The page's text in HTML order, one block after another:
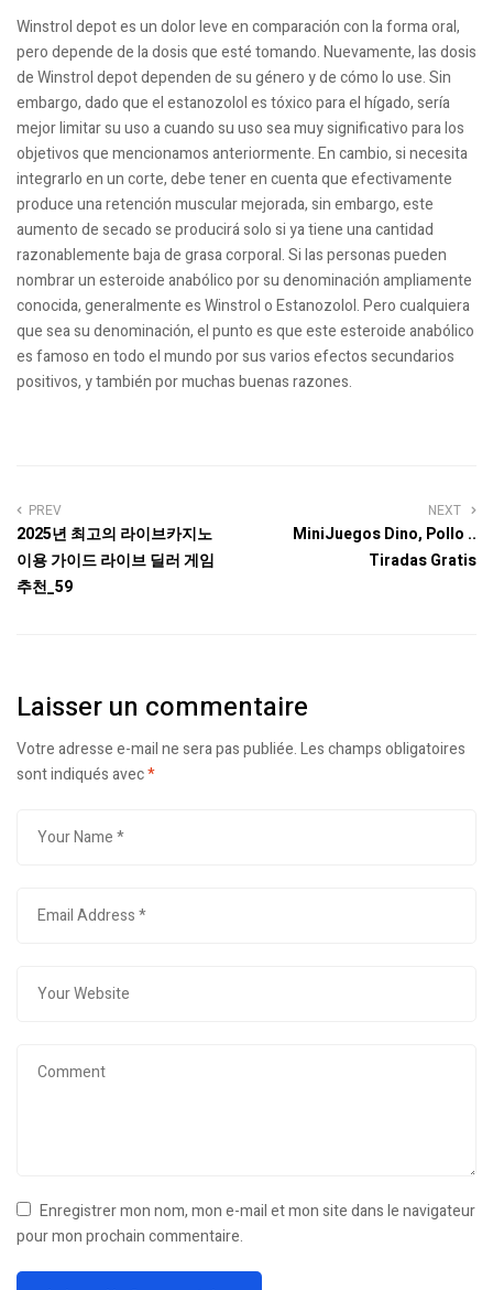
Winstrol depot es un dolor leve en comparación con la forma oral,
pero depende de la dosis que esté tomando. Nuevamente, las dosis
de Winstrol depot dependen de su género y de cómo lo use. Sin
embargo, dado que el estanozolol es tóxico para el hígado, sería
mejor limitar su uso a cuando su uso sea muy significativo para los
objetivos que mencionamos anteriormente. En cambio, si necesita
integrarlo en un corte, debe tener en cuenta que efectivamente
produce una retención muscular mejorada, sin embargo, este
aumento de secado se producirá solo si ya tiene una cantidad
razonablemente baja de grasa corporal. Si las personas pueden
nombrar un esteroide anabólico por su denominación ampliamente
conocida, generalmente es Winstrol o Estanozolol. Pero cualquiera
que sea su denominación, el punto es que este esteroide anabólico
es famoso en todo el mundo por sus varios efectos secundarios
positivos, y también por muchas buenas razones.
PREV
2025년 최고의 라이브카지노
이용 가이드 라이브 딜러 게임
추천_59
NEXT
MiniJuegos Dino, Pollo ..
Tiradas Gratis
Laisser un commentaire
Votre adresse e-mail ne sera pas publiée.Les champs obligatoires
sont indiqués avec*
Enregistrer mon nom, mon e-mail et mon site dans le navigateur
pour mon prochain commentaire.